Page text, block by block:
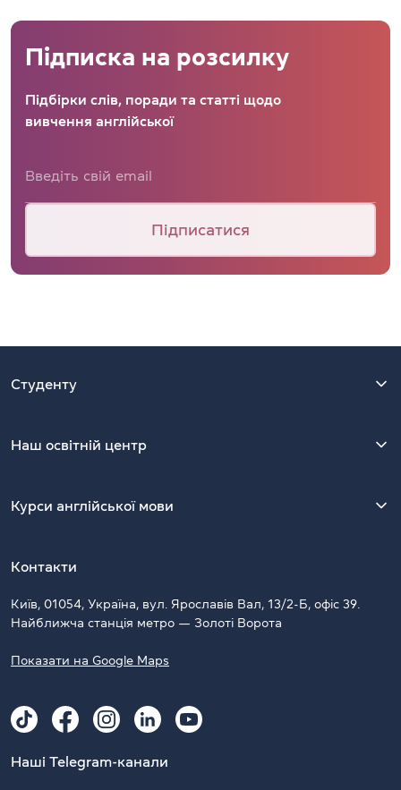
Підписка на розсилку
Підбірки слів, поради та статті щодо
вивчення англійської
Підписатися
Студенту
Наш освітній центр
Курси англійської мови
Контакти
Київ, 01054, Україна, вул. Ярославів Вал, 13/2-Б, офіс 39.
Найближча станція метро — Золоті Ворота
Показати на Google Maps
Наші Telegram-канали